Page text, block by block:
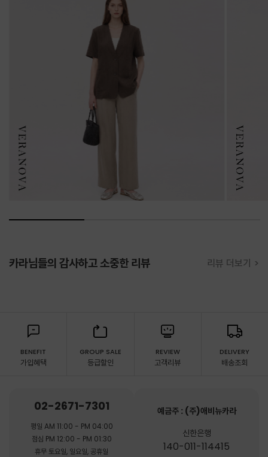
카라님들의 감사하고 소중한 리뷰 리뷰 더보기 >
BENEFIT
가입혜택
GROUP SALE
등급할인
REVIEW
고객리뷰
DELIVERY
배송조회
02-2671-7301
평일 AM 11:00 - PM 04:00
점심 PM 12:00 - PM 01:30
휴무 토요일, 일요일, 공휴일
예금주 : (주)애비뉴카라
신한은행
140-011-114415